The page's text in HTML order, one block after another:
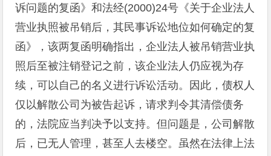
诉问题的复函》和法经(2000)24号《关于企业法人
营业执照被吊销后，其民事诉讼地位如何确定的复
函》，该两复函明确指出，企业法人被吊销营业执
照后至被注销登记之前，该企业法人仍应视为存
续，可以自己的名义进行诉讼活动。因此，债权人
仅以解散公司为被告起诉，请求判令其清偿债务
的，法院应当判决予以支持。但问题是，公司解散
后，已无人管理，甚至人去楼空。虽然在法律上法